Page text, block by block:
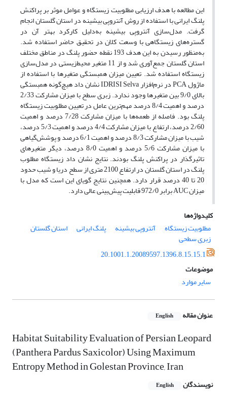
این مطالعه با هدف ارزیابی مطلوبیت زیستگاه و عوامل موثر بر پراکنش
پلنگ ایرانی با استفاده از روش آنتروپی بیشینه در استان گلستان انجام
گرفت. مدل‌سازی آنتروپی بیشینه به‌دلیل کارکرد بهتر آن در
گستره‌های زیستگاهی با وسعت کلان در تحقیق حاضر استفاده شد.
به‌منظور رسیدن به این هدف 193 نقطه حضور پلنگ در مناطق مختلف
استان گلستان جمع‌آوری شد و از 11 متغیر ‌محیط‌زیستی در مدل‌سازی
زیستگاه استفاده شد. تعیین میزان همبستگی متغیرها با استفاده از
ماژول PCA در نرم‌افزار IDRISI Selva نشان داد هیچ‌گونه همبستگی
بالای 9/0 بین متغیرها وجود ندارد. زبری سطح با میزان مشارکت 2/33
درصد و اهمیت 8/4 درصد مهم‌ترین عامل در تعیین مطلوبیت زیستگاه
پلنگ بود. فاصله از طعمه‌ها با میزان مشارکت 7/28 درصد و اهمیت
2/60 درصد، ارتفاع با میزان مشارکت 4/4 درصد و اهمیت 5/3 درصد،
شیب با میزان مشارکت 8/3 درصد و اهمیت 6/1 درصد و پوشش‌گیاهی
با میزان مشارکت 5/6 درصد و اهمیت 8/0 درصد، دیگر متغیرهای
تاثیرگذار در پراکنش پلنگ بودند. نتایج نشان داد زیستگاه مطلوب
پلنگ در استان گلستان در ارتفاع 2100 متری از سطح دریا و شیب حدود
20 تا 40 درصد قرار دارد. همچنین نتایج گویای این است که مدل با
میزان AUC برابر 972/0 قابلیت پیش‌بینی عالی دارد.
کلیدواژه‌ها
مطلوبیت زیستگاه
آنتروپی بیشینه پلنگ ایرانی استان گلستان
زبری سطحی
20.1001.1.20089597.1396.8.15.15.1
موضوعات
سایر موارد
عنوان مقاله English
Habitat Suitability Evaluation of Persian Leopard
(Panthera Pardus Saxicolor) Using Maximum
Entropy Method in Golestan Province, Iran
نویسندگان English